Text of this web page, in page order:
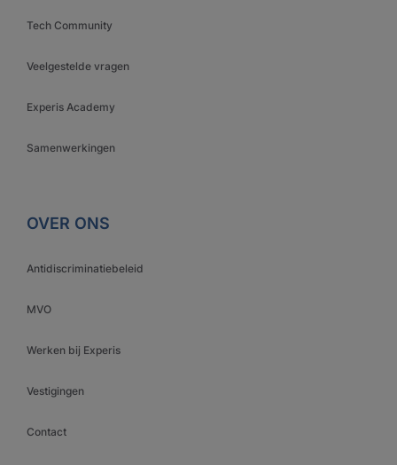
Tech Community
Veelgestelde vragen
Experis Academy
Samenwerkingen
OVER ONS
Antidiscriminatiebeleid
MVO
Werken bij Experis
Vestigingen
Contact